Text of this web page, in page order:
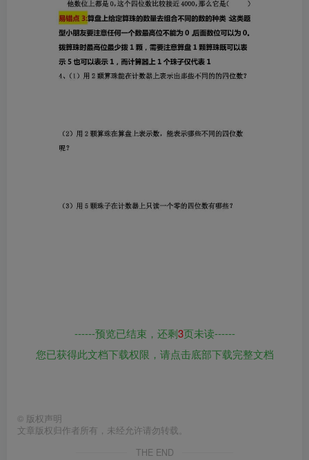
------预览已结束，还剩3页未读------
您已获得此文档下载权限，请点击底部下载完整文档
© 版权声明
文章版权归作者所有，未经允许请勿转载。
THE END